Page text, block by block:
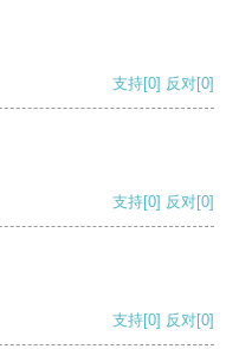
支持[0] 反对[0]
支持[0] 反对[0]
支持[0] 反对[0]